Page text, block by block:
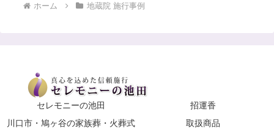
ホーム 地蔵院 施行事例
セレモニーの池田
招運香
川口市・鳩ヶ谷の家族葬・火葬式
取扱商品